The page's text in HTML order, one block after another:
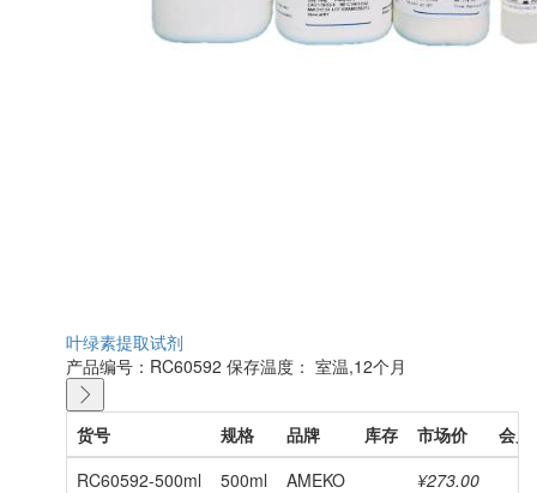
叶绿素提取试剂
产品编号：RC60592 保存温度： 室温,12个月
货号 规格 品牌 库存 市场价
会员
RC60592-500ml
500ml AMEKO ¥273.00